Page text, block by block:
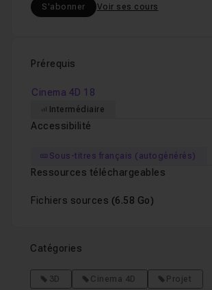
S'abonner Voir ses cours
Prérequis
Cinema 4D 18
Intermédiaire
Accessibilité
Sous-titres français (autogénérés)
Ressources téléchargeables
Fichiers sources (6.58 Go)
Catégories
3D Cinema 4D
Projet